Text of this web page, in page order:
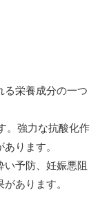
る栄養成分の一つ
。強力な抗酸化作
ります。
予防、妊娠悪阻
あります。